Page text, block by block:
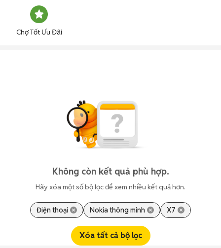
Chợ Tốt Ưu Đãi
Không còn kết quả phù hợp.
Hãy xóa một số bộ lọc để xem nhiều kết quả hơn.
Điện thoại Nokia thông minh X7
Xóa tất cả bộ lọc